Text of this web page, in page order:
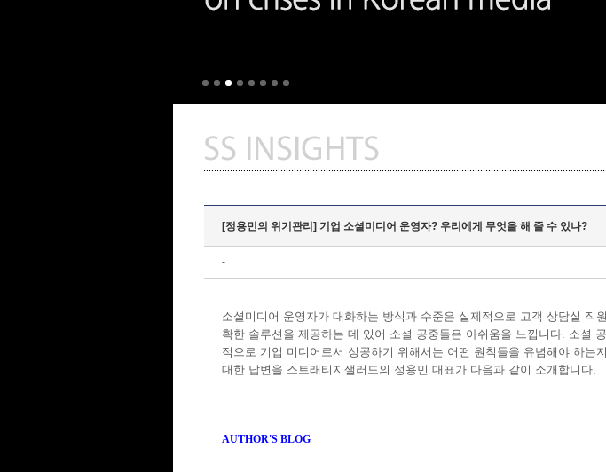
[정용민의 위기관리] 기업 소셜미디어 운영자? 우리에게 무엇을 해 줄 수 있나?
-
소셜미디어 운영자가 대화하는 방식과 수준은 실제적으로 고객 상담실
확한 솔루션을 제공하는 데 있어 소셜 공중들은 아쉬움을 느낍니다. 소셜
적으로 기업 미디어로서 성공하기 위해서는 어떤 원칙들을 유념해야 하
대한 답변을 스트래티지샐러드의 정용민 대표가 다음과 같이 소개합니다.
AUTHOR'S BLOG